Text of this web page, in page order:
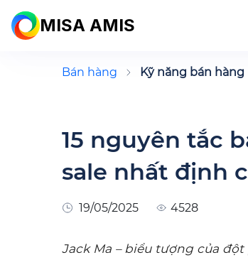
MISA AMIS
Bán hàng Kỹ năng bán hàng
15 nguyên tắc
sale nhất định
19/05/2025 4528
Jack Ma – biểu tượng của